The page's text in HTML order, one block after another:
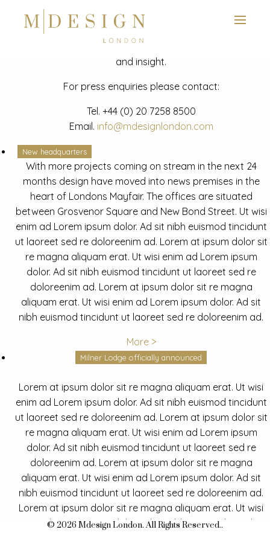
News
Latest mdesign development project and advisory news
and insight.
For press enquiries please contact:
Tel. +44 (0) 20 7258 8500
Email. info@mdesignlondon.com
New headquarters
With more projects coming on stream in the next 24
months design have moved into news premises in the
heart of Londons Mayfair. The offices are situated
between Grosvenor Square and New Bond Street. Ut wisi
enim ad Lorem ipsum dolor. Ad sit nibh euismod tincidunt
ut laoreet sed re doloreenim ad. Lorem at ipsum dolor sit
re magna aliquam erat. Ut wisi enim ad Lorem ipsum
dolor. Ad sit nibh euismod tincidunt ut laoreet sed re
doloreenim ad. Lorem at ipsum dolor sit re magna
aliquam erat. Ut wisi enim ad Lorem ipsum dolor. Ad sit
nibh euismod tincidunt ut laoreet sed re doloreenim ad.
More >
Milner Lodge officially announced
Lorem at ipsum dolor sit re magna aliquam erat. Ut wisi
enim ad Lorem ipsum dolor. Ad sit nibh euismod tincidunt
ut laoreet sed re doloreenim ad. Lorem at ipsum dolor sit
re magna aliquam erat. Ut wisi enim ad Lorem ipsum
dolor. Ad sit nibh euismod tincidunt ut laoreet sed re
doloreenim ad. Lorem at ipsum dolor sit re magna
aliquam erat. Ut wisi enim ad Lorem ipsum dolor. Ad sit
nibh euismod tincidunt ut laoreet sed re doloreenim ad.
Lorem at ipsum dolor sit re magna aliquam erat. Ut wisi
enim ad Lorem ipsum dolor. Ad sit nibh euismod tincidunt
© 2026 Mdesign London. All Rights Reserved..